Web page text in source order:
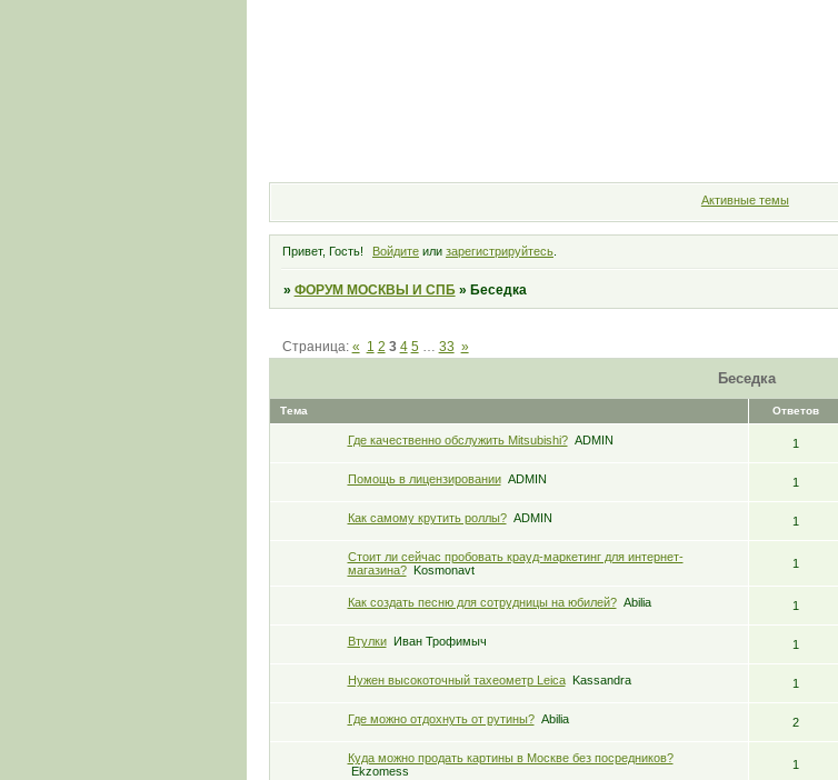
Активные темы
Привет, Гость! Войдите или зарегистрируйтесь.
» ФОРУМ МОСКВЫ И СПБ » Беседка
Беседка
Страница: « 1 2 3 4 5 … 33 »
Тема Ответов
Где качественно обслужить Mitsubishi? ADMIN 1
Помощь в лицензировании ADMIN 1
Как самому крутить роллы? ADMIN 1
Стоит ли сейчас пробовать крауд-маркетинг для интернет-
магазина?
Kosmonavt 1
Как создать песню для сотрудницы на юбилей? Abilia 1
Втулки Иван Трофимыч 1
Нужен высокоточный тахеометр Leica Kassandra 1
Где можно отдохнуть от рутины? Abilia 2
Куда можно продать картины в Москве без посредников?
Ekzomess
1